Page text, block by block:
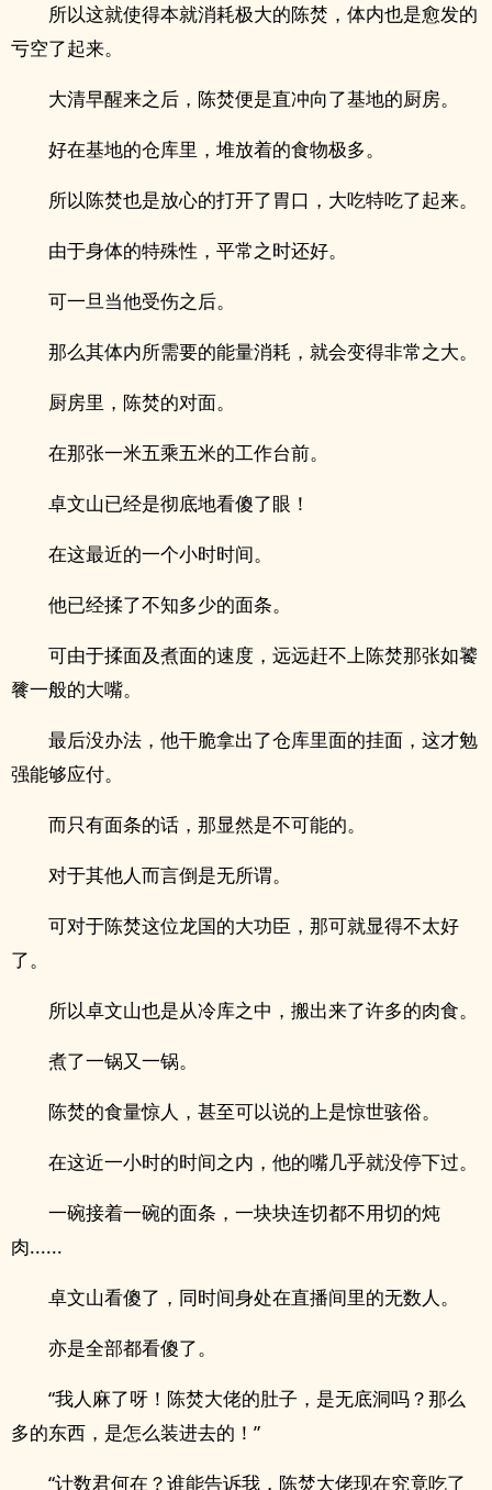
所以这就使得本就消耗极大的陈焚，体内也是愈发的
亏空了起来。
大清早醒来之后，陈焚便是直冲向了基地的厨房。
好在基地的仓库里，堆放着的食物极多。
所以陈焚也是放心的打开了胃口，大吃特吃了起来。
由于身体的特殊性，平常之时还好。
可一旦当他受伤之后。
那么其体内所需要的能量消耗，就会变得非常之大。
厨房里，陈焚的对面。
在那张一米五乘五米的工作台前。
卓文山已经是彻底地看傻了眼！
在这最近的一个小时时间。
他已经揉了不知多少的面条。
可由于揉面及煮面的速度，远远赶不上陈焚那张如饕
餮一般的大嘴。
最后没办法，他干脆拿出了仓库里面的挂面，这才勉
强能够应付。
而只有面条的话，那显然是不可能的。
对于其他人而言倒是无所谓。
可对于陈焚这位龙国的大功臣，那可就显得不太好
了。
所以卓文山也是从冷库之中，搬出来了许多的肉食。
煮了一锅又一锅。
陈焚的食量惊人，甚至可以说的上是惊世骇俗。
在这近一小时的时间之内，他的嘴几乎就没停下过。
一碗接着一碗的面条，一块块连切都不用切的炖
肉......
卓文山看傻了，同时间身处在直播间里的无数人。
亦是全部都看傻了。
“我人麻了呀！陈焚大佬的肚子，是无底洞吗？那么
多的东西，是怎么装进去的！”
“计数君何在？谁能告诉我，陈焚大佬现在究竟吃了